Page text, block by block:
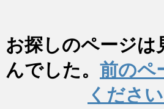
お探しのページは
んでした。 前のペ
ください